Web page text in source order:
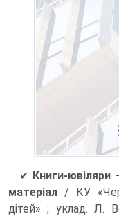
✔ Книги-ювіляри
матеріал / КУ
дітей» ; уклад. Л.